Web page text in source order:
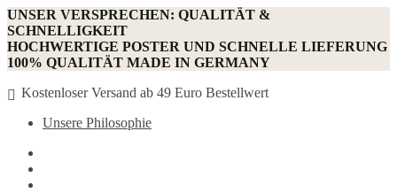
UNSER VERSPRECHEN: QUALITÄT &
SCHNELLIGKEIT
HOCHWERTIGE POSTER UND SCHNELLE LIEFERUNG
100% QUALITÄT MADE IN GERMANY
Kostenloser Versand ab 49 Euro Bestellwert
Unsere Philosophie